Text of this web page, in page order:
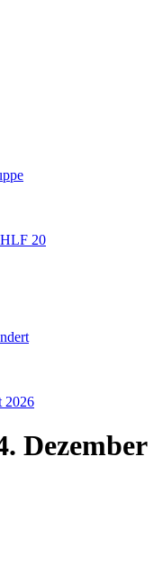
20
2026
Dezember